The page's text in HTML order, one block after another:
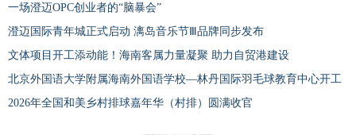
一场澄迈OPC创业者的“脑暴会”
澄迈国际青年城正式启动 漓岛音乐节Ⅲ品牌同步发布
文体项目开工添动能！海南客属力量凝聚 助力自贸港建设
北京外国语大学附属海南外国语学校—林丹国际羽毛球教育中心开工
2026年全国和美乡村排球嘉年华（村排）圆满收官